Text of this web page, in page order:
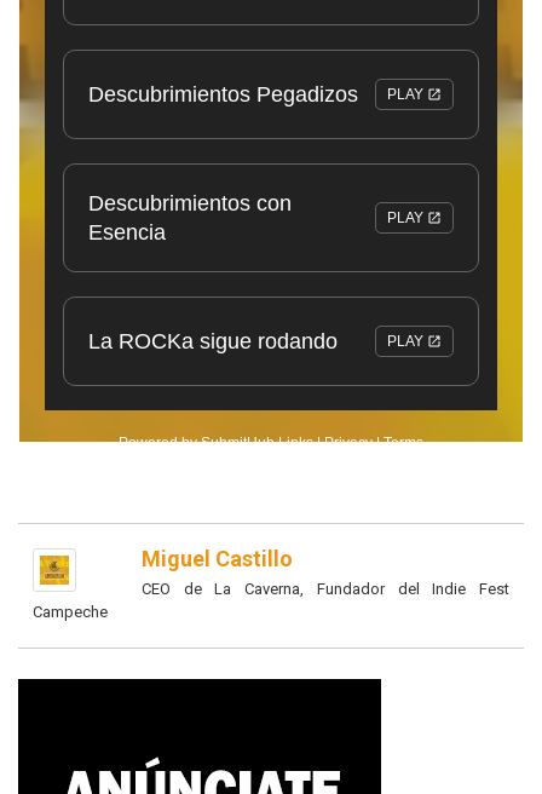
Miguel Castillo
CEO de La Caverna, Fundador del Indie Fest
Campeche